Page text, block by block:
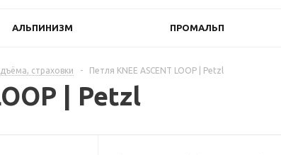
АЛЬПИНИЗМ ПРОМАЛЬП
страховки - Петля KNEE ASCENT LOOP | Petzl
| Petzl